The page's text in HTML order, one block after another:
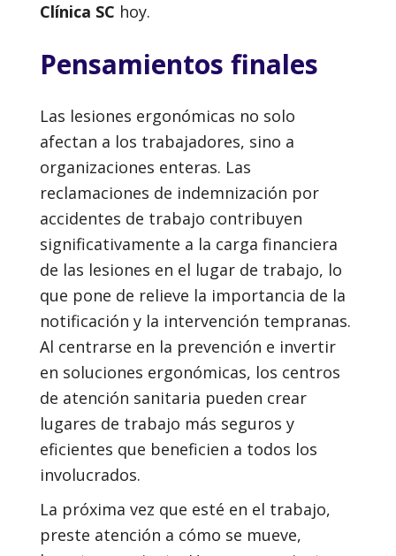
Clínica SC hoy.
Pensamientos finales
Las lesiones ergonómicas no solo
afectan a los trabajadores, sino a
organizaciones enteras. Las
reclamaciones de indemnización por
accidentes de trabajo contribuyen
significativamente a la carga financiera
de las lesiones en el lugar de trabajo, lo
que pone de relieve la importancia de la
notificación y la intervención tempranas.
Al centrarse en la prevención e invertir
en soluciones ergonómicas, los centros
de atención sanitaria pueden crear
lugares de trabajo más seguros y
eficientes que beneficien a todos los
involucrados.
La próxima vez que esté en el trabajo,
preste atención a cómo se mueve,